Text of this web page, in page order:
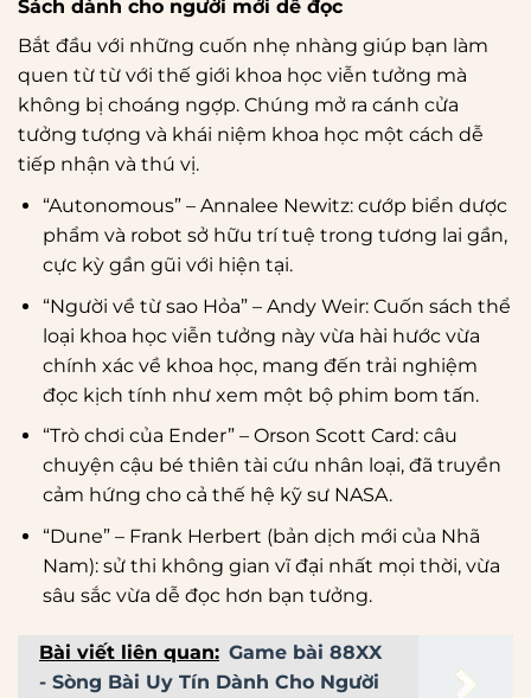
Sách dành cho người mới dễ đọc
Bắt đầu với những cuốn nhẹ nhàng giúp bạn làm
quen từ từ với thế giới khoa học viễn tưởng mà
không bị choáng ngợp. Chúng mở ra cánh cửa
tưởng tượng và khái niệm khoa học một cách dễ
tiếp nhận và thú vị.
“Autonomous” – Annalee Newitz: cướp biển dược
phẩm và robot sở hữu trí tuệ trong tương lai gần,
cực kỳ gần gũi với hiện tại.
“Người về từ sao Hỏa” – Andy Weir: Cuốn sách thể
loại khoa học viễn tưởng này vừa hài hước vừa
chính xác về khoa học, mang đến trải nghiệm
đọc kịch tính như xem một bộ phim bom tấn.
“Trò chơi của Ender” – Orson Scott Card: câu
chuyện cậu bé thiên tài cứu nhân loại, đã truyền
cảm hứng cho cả thế hệ kỹ sư NASA.
“Dune” – Frank Herbert (bản dịch mới của Nhã
Nam): sử thi không gian vĩ đại nhất mọi thời, vừa
sâu sắc vừa dễ đọc hơn bạn tưởng.
Bài viết liên quan: Game bài 88XX
- Sòng Bài Uy Tín Dành Cho Người